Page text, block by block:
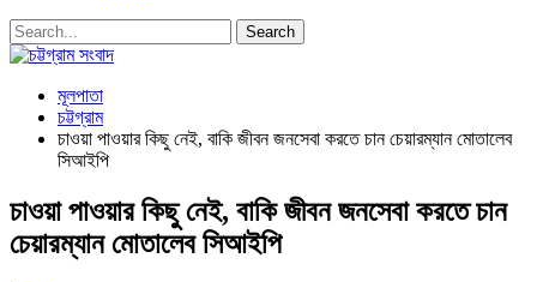
মূলপাতা
চট্টগ্রাম
চাওয়া পাওয়ার কিছু নেই, বাকি জীবন জনসেবা করতে চান চেয়ারম্যান মোতালেব
সিআইপি
চাওয়া পাওয়ার কিছু নেই, বাকি জীবন জনসেবা করতে চান
চেয়ারম্যান মোতালেব সিআইপি